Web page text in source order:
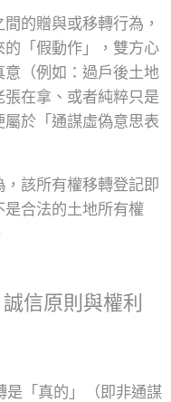
的贈與或移轉行為，
「假動作」，雙方心
（例如：過戶後土地
在拿、或者純粹只是
於「通謀虛偽意思表
該所有權移轉登記即
合法的土地所有權
信原則與權利
是「真的」（即非通謀